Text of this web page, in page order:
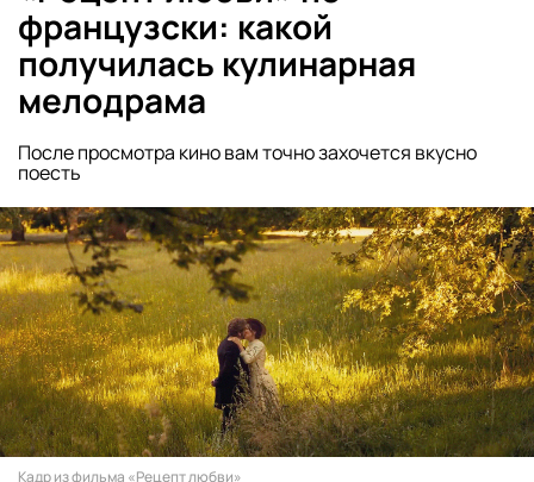
французски: какой
получилась кулинарная
мелодрама
После просмотра кино вам точно захочется вкусно
поесть
Кадр из фильма «Рецепт любви»